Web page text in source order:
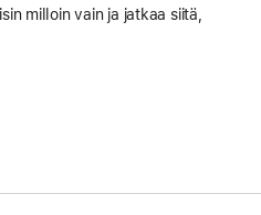
milloin vain ja jatkaa siitä,